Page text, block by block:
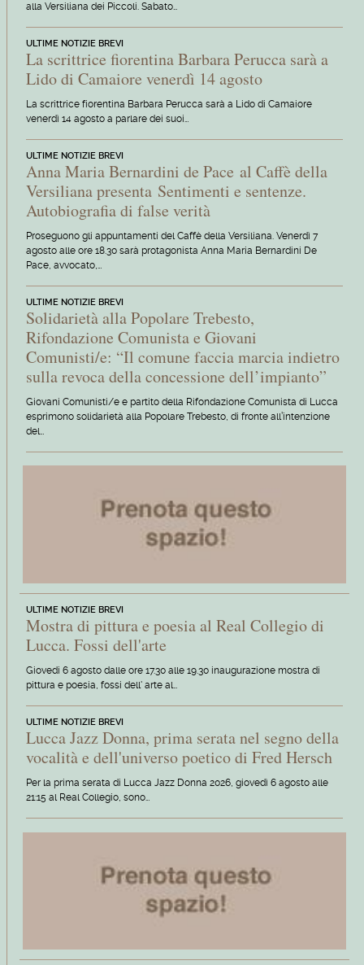
alla Versiliana dei Piccoli. Sabato…
ULTIME NOTIZIE BREVI
La scrittrice fiorentina Barbara Perucca sarà a
Lido di Camaiore venerdì 14 agosto
La scrittrice fiorentina Barbara Perucca sarà a Lido di Camaiore
venerdì 14 agosto a parlare dei suoi…
ULTIME NOTIZIE BREVI
Anna Maria Bernardini de Pace al Caffè della
Versiliana presenta Sentimenti e sentenze.
Autobiografia di false verità
Proseguono gli appuntamenti del Caffè della Versiliana. Venerdì 7
agosto alle ore 18.30 sarà protagonista Anna Maria Bernardini De
Pace, avvocato,…
ULTIME NOTIZIE BREVI
Solidarietà alla Popolare Trebesto,
Rifondazione Comunista e Giovani
Comunisti/e: “Il comune faccia marcia indietro
sulla revoca della concessione dell’impianto”
Giovani Comunisti/e e partito della Rifondazione Comunista di Lucca
esprimono solidarietà alla Popolare Trebesto, di fronte all’intenzione
del…
ULTIME NOTIZIE BREVI
Mostra di pittura e poesia al Real Collegio di
Lucca. Fossi dell'arte
Giovedi 6 agosto dalle ore 17.30 alle 19.30 inaugurazione mostra di
pittura e poesia, fossi dell' arte al…
ULTIME NOTIZIE BREVI
Lucca Jazz Donna, prima serata nel segno della
vocalità e dell'universo poetico di Fred Hersch
Per la prima serata di Lucca Jazz Donna 2026, giovedì 6 agosto alle
21:15 al Real Collegio, sono…